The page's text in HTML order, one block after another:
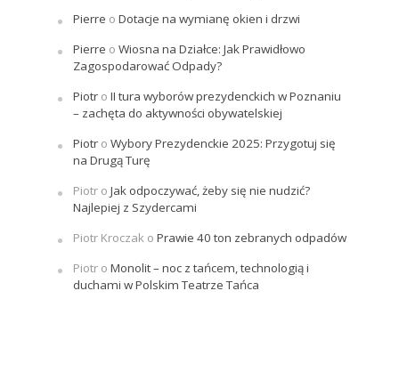
Pierre o Dotacje na wymianę okien i drzwi
Pierre o Wiosna na Działce: Jak Prawidłowo
Zagospodarować Odpady?
Piotro II tura wyborów prezydenckich w Poznaniu
– zachęta do aktywności obywatelskiej
Piotro Wybory Prezydenckie 2025: Przygotuj się
na Drugą Turę
Piotro Jak odpoczywać, żeby się nie nudzić?
Najlepiej z Szydercami
Piotr Kroczako Prawie 40 ton zebranych odpadów
Piotro Monolit – noc z tańcem, technologią i
duchami w Polskim Teatrze Tańca